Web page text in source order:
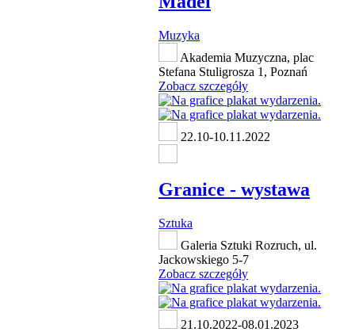
Muzyka
Akademia Muzyczna, plac
Stefana Stuligrosza 1, Poznań
Zobacz szczegóły
22.10-10.11.2022
Granice - wystawa
Sztuka
Galeria Sztuki Rozruch, ul.
Jackowskiego 5-7
Zobacz szczegóły
21.10.2022-08.01.2023